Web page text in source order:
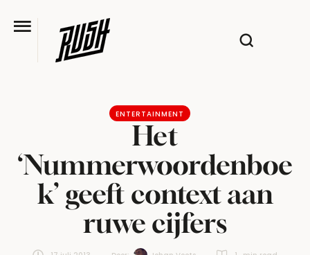
ENTERTAINMENT
Het
‘Nummerwoordenboe
k’ geeft context aan
ruwe cijfers